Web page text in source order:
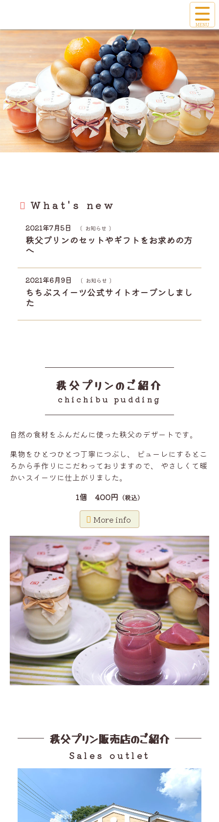
テ
本
へ
ス
キ
What's new
2021年7月5日 お知らせ
秩父プリンのセットやギフトをお求めの方
へ
2021年6月9日 お知らせ
ちちぶスイーツ公式サイトオープンしまし
た
秩父プリンのご紹介
chichibu pudding
自然の食材をふんだんに使った秩父のデザートです。
果物をひとつひとつ丁寧につぶし、
ピューレにするとこ
ろから手作りにこだわっておりますので、
やさしくて暖
かいスイーツに仕上がりました。
1個 400円 （税込）
More info
秩父プリン販売店のご紹介
Sales outlet
ちちぶスイーツ
サ
イ
ト
メ
ニ
ュ
ー
を
開
く